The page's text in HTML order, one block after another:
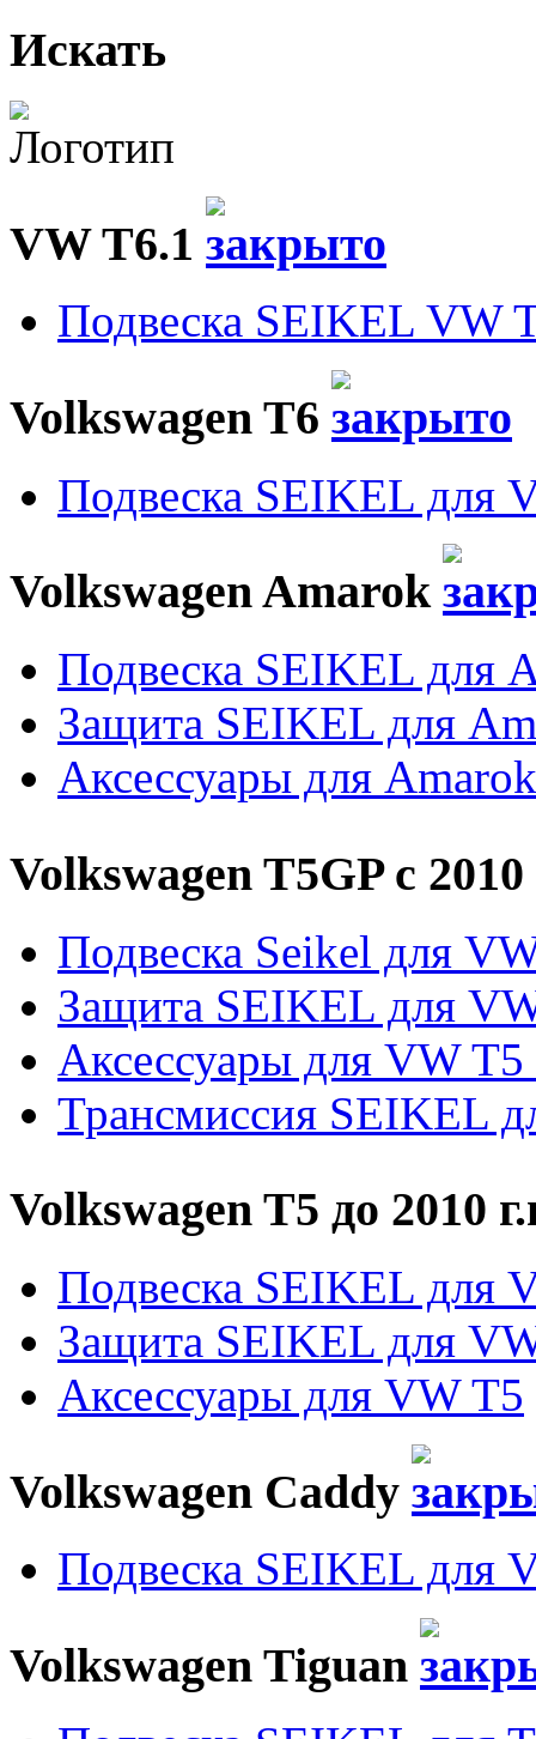
Искать
VW T6.1
Подвеска SEIKEL VW
Volkswagen T6
Подвеска SEIKEL для
Volkswagen Amarok
Подвеска SEIKEL для
Защита SEIKEL для
Аксессуары для Amarok
Volkswagen T5GP c
Подвеска Seikel для
Защита SEIKEL для
Аксессуары для VW T5
Трансмиссия SEIKEL
Volkswagen T5 до 2010
Подвеска SEIKEL для
Защита SEIKEL для
Аксессуары для VW T5
Volkswagen Caddy
Подвеска SEIKEL для
Volkswagen Tiguan